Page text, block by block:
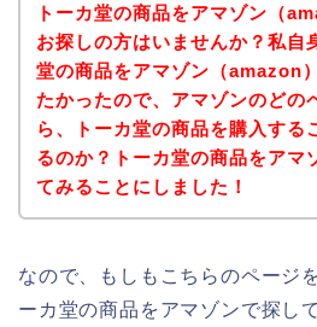
トーカ堂の商品をアマゾン（
お探しの方はいませんか？私自
堂の商品をアマゾン（amazon
たかったので、アマゾンのどの
ら、トーカ堂の商品を購入する
るのか？トーカ堂の商品をアマ
てみることにしました！
なので、もしもこちらのページ
ーカ堂の商品をアマゾンで探し